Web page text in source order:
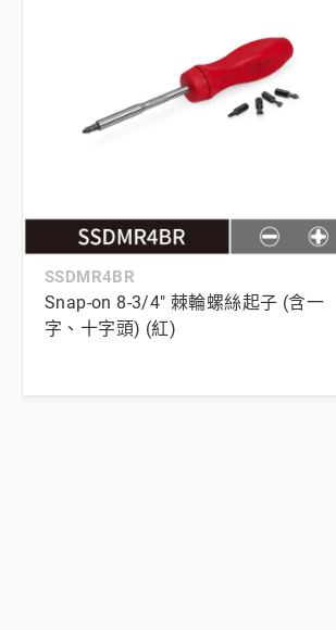
SSDMR4BR
Snap-on 8-3/4" 棘輪螺絲起子 (含一
字、十字頭) (紅)